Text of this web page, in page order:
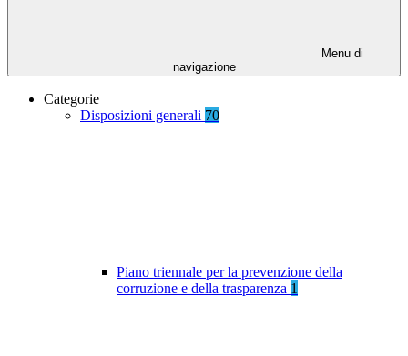
Menu di
navigazione
Categorie
Disposizioni generali 70
Piano triennale per la prevenzione della
corruzione e della trasparenza 1